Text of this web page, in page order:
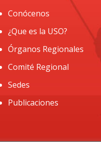
Conócenos
¿Que es la USO?
Órganos Regionales
Comité Regional
Sedes
Publicaciones